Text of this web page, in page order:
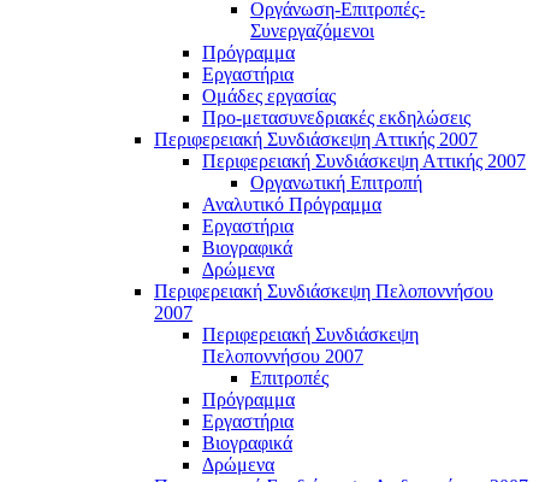
Οργάνωση-Επιτροπές-
Συνεργαζόμενοι
Πρόγραμμα
Εργαστήρια
Ομάδες εργασίας
Προ-μετασυνεδριακές εκδηλώσεις
Περιφερειακή Συνδιάσκεψη Αττικής 2007
Περιφερειακή Συνδιάσκεψη Αττικής 2007
Οργανωτική Επιτροπή
Αναλυτικό Πρόγραμμα
Εργαστήρια
Βιογραφικά
Δρώμενα
Περιφερειακή Συνδιάσκεψη Πελοποννήσου
2007
Περιφερειακή Συνδιάσκεψη
Πελοποννήσου 2007
Επιτροπές
Πρόγραμμα
Εργαστήρια
Βιογραφικά
Δρώμενα